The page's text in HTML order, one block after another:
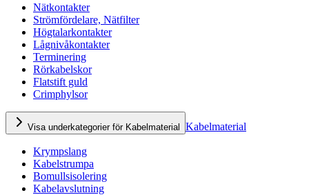
Nätkontakter
Strömfördelare, Nätfilter
Högtalarkontakter
Lågnivåkontakter
Terminering
Rörkabelskor
Flatstift guld
Crimphylsor
Visa underkategorier för Kabelmaterial Kabelmaterial
Krympslang
Kabelstrumpa
Bomullsisolering
Kabelavslutning